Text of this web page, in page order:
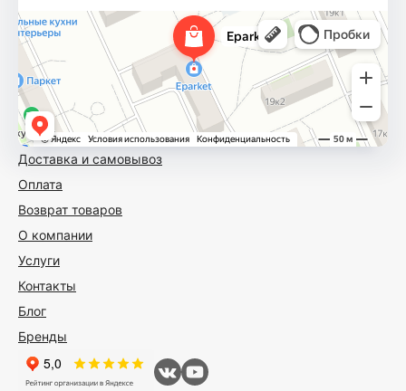
Доставка и самовывоз
Оплата
Возврат товаров
О компании
Услуги
Контакты
Блог
Бренды